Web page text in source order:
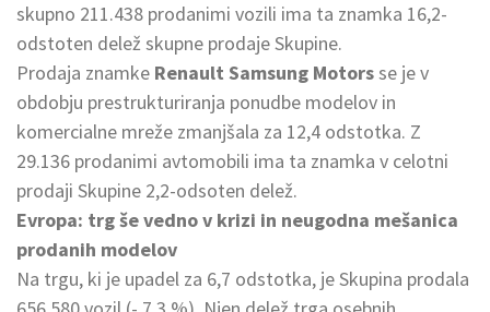
skupno 211.438 prodanimi vozili ima ta znamka 16,2-
odstoten delež skupne prodaje Skupine.
Prodaja znamke Renault Samsung Motorsse je v
obdobju prestrukturiranja ponudbe modelov in
komercialne mreže zmanjšala za 12,4 odstotka. Z
29.136 prodanimi avtomobili ima ta znamka v celotni
prodaji Skupine 2,2-odsoten delež.
Evropa: trg še vedno v krizi in neugodna mešanica
prodanih modelov
Na trgu, ki je upadel za 6,7 odstotka, je Skupina prodala